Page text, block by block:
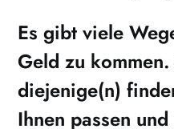
Es gibt viele
Geld zu
diejenige(n)
Ihnen passen